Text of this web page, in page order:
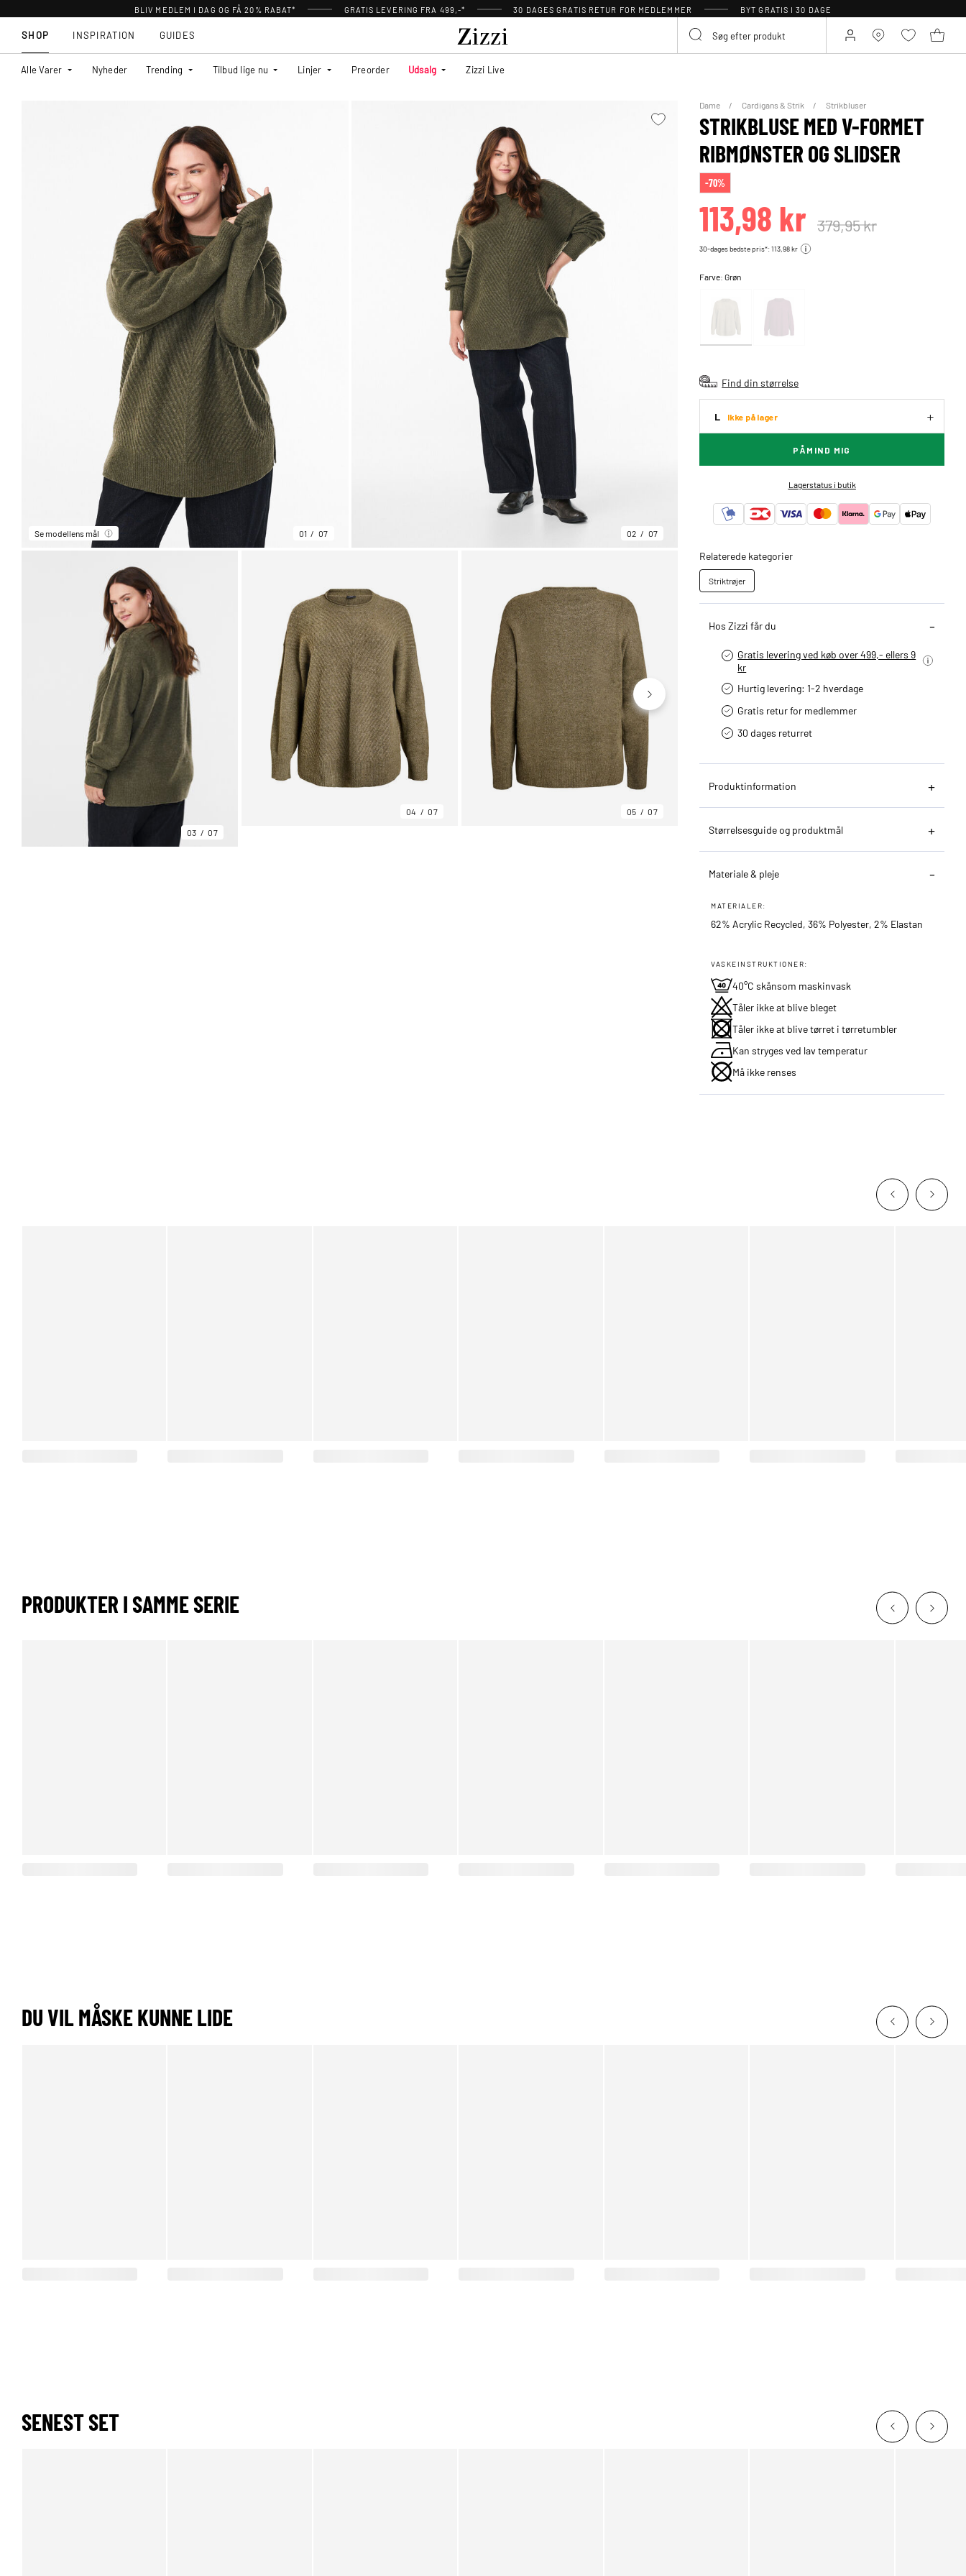
BLIV MEDLEM I DAG OG FÅ 20% RABAT* GRATIS LEVERING FRA 499,-* 30 DAGES GRATIS RETUR FOR MEDLEMMER BYT GRATIS I 30 DAGE
SHOP
Alle Varer Nyheder Trending Tilbud lige nu Linjer Preorder Udsalg Zizzi Live
INSPIRATION GUIDES
Se modellens mål 01 07 02 07
03 07
04 07 05 07 06 07
Dame Cardigans & Strik Strikbluser
STRIKBLUSE MED V-FORMET
RIBMØNSTER OG SLIDSER
-70%
113,98 kr 379,95 kr
30-dages bedste pris*: 113,98 kr
Farve:Grøn
Find din størrelse
L Ikke på lager
PÅMIND MIG
Lagerstatus i butik
Relaterede kategorier
Striktrøjer
Hos Zizzi får du
Gratis levering ved køb over 499,- ellers 9
kr
Hurtig levering­: 1-2 hverdage
Gratis retur for medlemmer
30 dages returret
Produktinformation
Størrelsesguide og produktmål
Materiale & pleje
MATERIALER:
62% Acrylic Recycled, 36% Polyester, 2% Elastan
VASKEINSTRUKTIONER:
40°C skånsom maskinvask
Tåler ikke at blive bleget
Tåler ikke at blive tørret i tørretumbler
Kan stryges ved lav temperatur
Må ikke renses
PRODUKTER I SAMME SERIE
DU VIL MÅSKE KUNNE LIDE
SENEST SET